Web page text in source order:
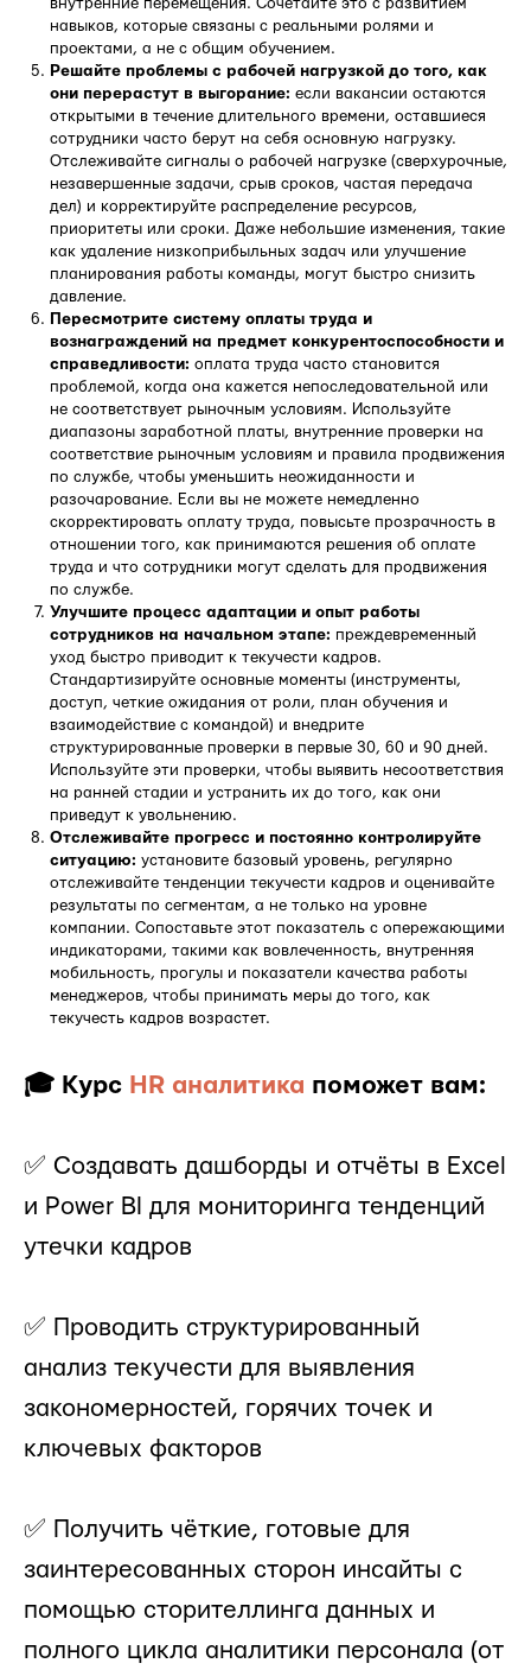
навыков, которые связаны с реальными ролями и
проектами, а не с общим обучением.
Решайте проблемы с рабочей нагрузкой до того, как
они перерастут в выгорание: если вакансии остаются
открытыми в течение длительного времени, оставшиеся
сотрудники часто берут на себя основную нагрузку.
Отслеживайте сигналы о рабочей нагрузке (сверхурочные,
незавершенные задачи, срыв сроков, частая передача
дел) и корректируйте распределение ресурсов,
приоритеты или сроки. Даже небольшие изменения, такие
как удаление низкоприбыльных задач или улучшение
планирования работы команды, могут быстро снизить
давление.
Пересмотрите систему оплаты труда и
вознаграждений на предмет конкурентоспособности и
справедливости: оплата труда часто становится
проблемой, когда она кажется непоследовательной или
не соответствует рыночным условиям. Используйте
диапазоны заработной платы, внутренние проверки на
соответствие рыночным условиям и правила продвижения
по службе, чтобы уменьшить неожиданности и
разочарование. Если вы не можете немедленно
скорректировать оплату труда, повысьте прозрачность в
отношении того, как принимаются решения об оплате
труда и что сотрудники могут сделать для продвижения
по службе.
Улучшите процесс адаптации и опыт работы
сотрудников на начальном этапе: преждевременный
уход быстро приводит к текучести кадров.
Стандартизируйте основные моменты (инструменты,
доступ, четкие ожидания от роли, план обучения и
взаимодействие с командой) и внедрите
структурированные проверки в первые 30, 60 и 90 дней.
Используйте эти проверки, чтобы выявить несоответствия
на ранней стадии и устранить их до того, как они
приведут к увольнению.
Отслеживайте прогресс и постоянно контролируйте
ситуацию: установите базовый уровень, регулярно
отслеживайте тенденции текучести кадров и оценивайте
результаты по сегментам, а не только на уровне
компании. Сопоставьте этот показатель с опережающими
индикаторами, такими как вовлеченность, внутренняя
мобильность, прогулы и показатели качества работы
менеджеров, чтобы принимать меры до того, как
текучесть кадров возрастет.
🎓 Курс HR аналитика поможет вам:
✅ Создавать дашборды и отчёты в Excel
и Power BI для мониторинга тенденций
утечки кадров
✅ Проводить структурированный
анализ текучести для выявления
закономерностей, горячих точек и
ключевых факторов
✅ Получить чёткие, готовые для
заинтересованных сторон инсайты с
помощью сторителлинга данных и
полного цикла аналитики персонала (от